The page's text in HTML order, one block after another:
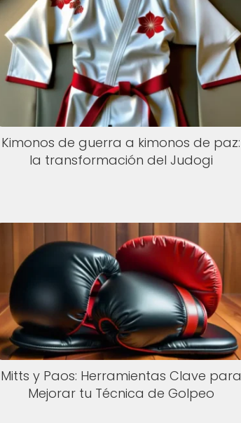
Kimonos de guerra a kimonos de paz:
la transformación del Judogi
Mitts y Paos: Herramientas Clave para
Mejorar tu Técnica de Golpeo